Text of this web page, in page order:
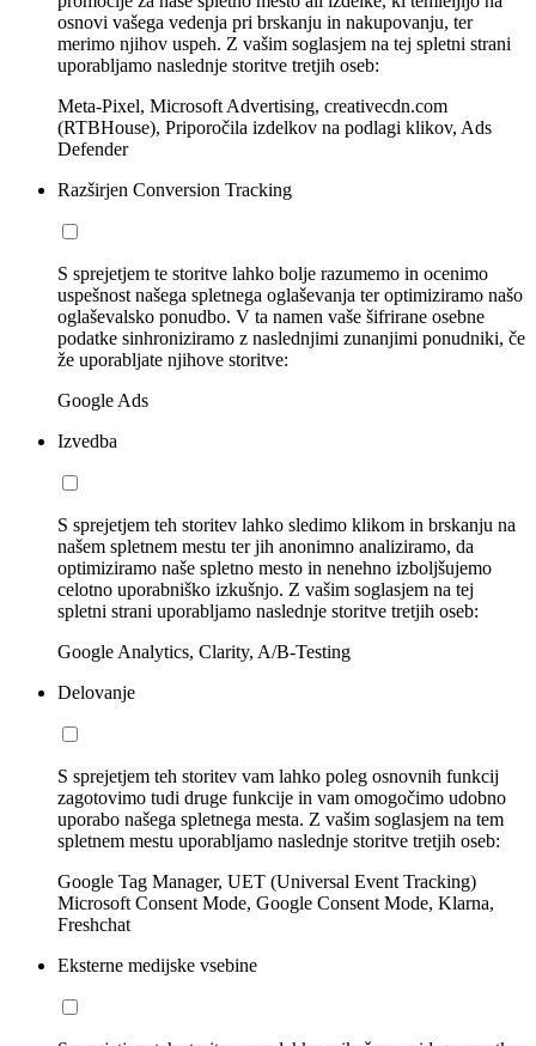
osnovi vašega vedenja pri brskanju in nakupovanju, ter
merimo njihov uspeh. Z vašim soglasjem na tej spletni strani
uporabljamo naslednje storitve tretjih oseb:
Meta-Pixel, Microsoft Advertising, creativecdn.com
(RTBHouse), Priporočila izdelkov na podlagi klikov, Ads
Defender
Razširjen Conversion Tracking
S sprejetjem te storitve lahko bolje razumemo in ocenimo
uspešnost našega spletnega oglaševanja ter optimiziramo našo
oglaševalsko ponudbo. V ta namen vaše šifrirane osebne
podatke sinhroniziramo z naslednjimi zunanjimi ponudniki, če
že uporabljate njihove storitve:
Google Ads
Izvedba
S sprejetjem teh storitev lahko sledimo klikom in brskanju na
našem spletnem mestu ter jih anonimno analiziramo, da
optimiziramo naše spletno mesto in nenehno izboljšujemo
celotno uporabniško izkušnjo. Z vašim soglasjem na tej
spletni strani uporabljamo naslednje storitve tretjih oseb:
Google Analytics, Clarity, A/B-Testing
Delovanje
S sprejetjem teh storitev vam lahko poleg osnovnih funkcij
zagotovimo tudi druge funkcije in vam omogočimo udobno
uporabo našega spletnega mesta. Z vašim soglasjem na tem
spletnem mestu uporabljamo naslednje storitve tretjih oseb:
Google Tag Manager, UET (Universal Event Tracking)
Microsoft Consent Mode, Google Consent Mode, Klarna,
Freshchat
Eksterne medijske vsebine